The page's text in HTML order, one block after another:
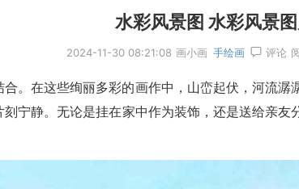
水彩风景图 水彩风景
2024-11-30 08:21:08 画小画 手绘画 评论
。在这些绚丽多彩的画作中，山峦起伏，河流
宁静。无论是挂在家中作为装饰，还是送给亲